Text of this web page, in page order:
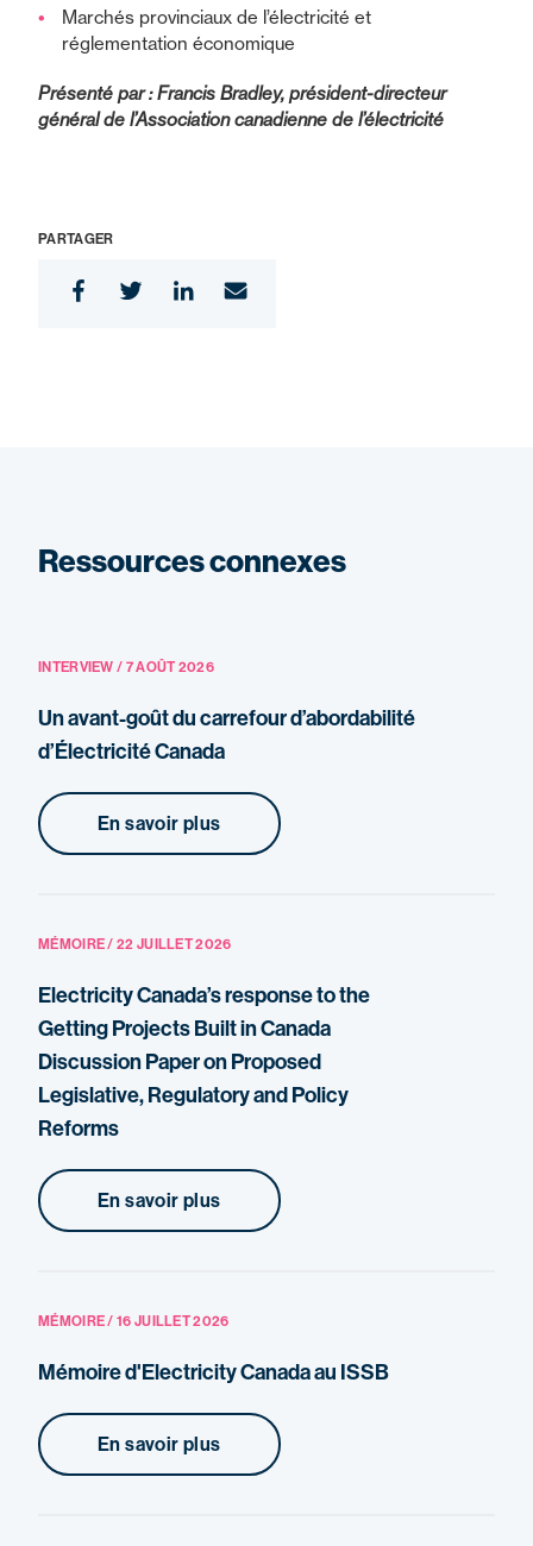
Marchés provinciaux de l’électricité et
réglementation économique
Présenté par : Francis Bradley, président-directeur
général de l’Association canadienne de l’électricité
PARTAGER
Ressources connexes
INTERVIEW / 7 AOÛT 2026
Un avant-goût du carrefour d’abordabilité
d’Électricité Canada
En savoir plus
MÉMOIRE / 22 JUILLET 2026
Electricity Canada’s response to the
Getting Projects Built in Canada
Discussion Paper on Proposed
Legislative, Regulatory and Policy
Reforms
En savoir plus
MÉMOIRE / 16 JUILLET 2026
Mémoire d'Electricity Canada au ISSB
En savoir plus